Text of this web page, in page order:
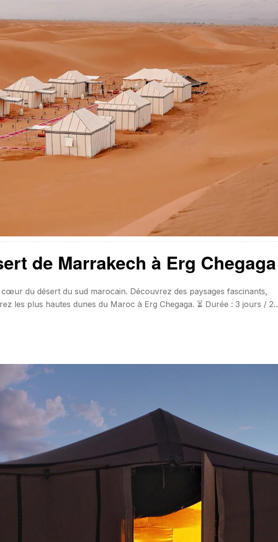
de Marrakech à Erg Chegaga
du désert du sud marocain. Découvrez des paysages fascinants,
les plus hautes dunes du Maroc à Erg Chegaga. ⏳ Durée : 3 jours / 2
personnes) 330€ par personne (pour les groupes de 4 personnes ou